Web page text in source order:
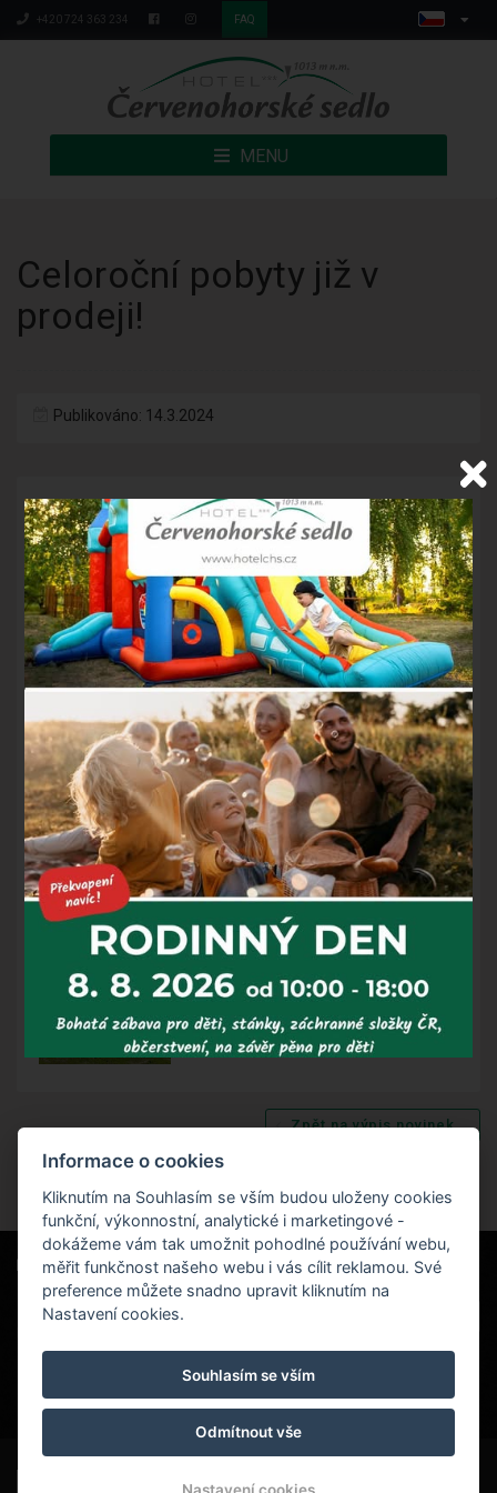
+420 724 363 234 FAQ
MENU
Celoroční pobyty již v
prodeji!
Publikováno: 14.3.2024
Tahle zima nám dává opravdu zabrat! I když se u nás
momentálně nelyžuje, budeme rádi, když nám zachováte
svou přízeň a přijedete třeba na wellness pobyt!
Od března jsou v prodeji všechny celoroční pobyty za
zvýhodněné ceny
https://www.hotelchs.cz/cs/pobyty-
jeseniky/
Jarní neomezený wellness je nově v platnosti až do konce
dubna včetně víkendů -
https://www.hotelchs.cz/cs/pobyty-jeseniky/#jaro-80-
100
Stále nemáte plány na Velikonoce? Budeme rádi za
společnost - https://www.hotelchs.cz/cs/pobyty-
jeseniky/#velikonoce-62
Těšíme se na vás!
Zpět na výpis novinek
Hotel Červenohorské sedlo
Kouty nad Desnou 80, 788 11 Loučná nad
rezervace@hotelchs.cz
+420 724 363 234
Naši partneři
Projekt EU
Informace o cookies
Kliknutím na Souhlasím se vším budou uloženy cookies
funkční, výkonnostní, analytické i marketingové -
dokážeme vám tak umožnit pohodlné používání webu,
měřit funkčnost našeho webu i vás cílit reklamou. Své
preference můžete snadno upravit kliknutím na
Nastavení cookies.
Souhlasím se vším
Odmítnout vše